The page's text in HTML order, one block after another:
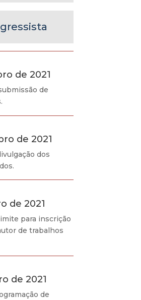
de 2021
de
de 2021
dos
de 2021
para inscrição
de trabalhos
de 2021
de